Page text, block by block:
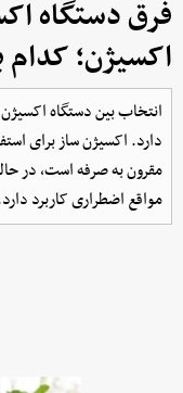
فرق دستگاه
اکسیژن؛
انتخاب بین دستگاه
دارد. اکسیژن ساز برای
مقرون به صرفه است، در
مواقع اضطراری کاربرد